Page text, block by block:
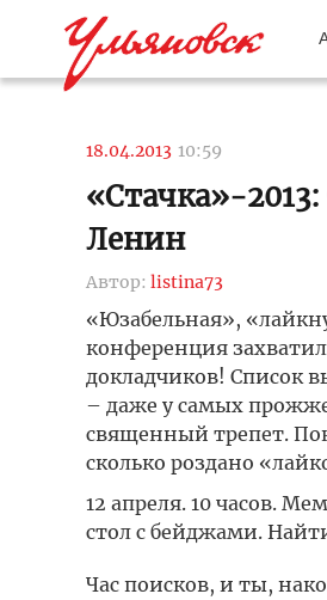
18.04.2013 10:59
«Стачка»-
Ленин
Автор: listina73
«Юзабельная»,
конференция
докладчиков! Список
– даже у самых
священный трепет.
сколько роздано
12 апреля. 10 часов.
стол с бейджами.
Час поисков, и ты,